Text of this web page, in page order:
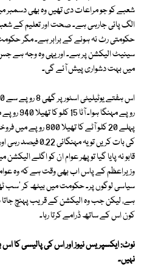
شعبے کو جو مراعات دی تھیں وہ بھی دسمبر
الگ پائی جارہی ہے۔ صحت اور تعلیم کے
حکومتی رٹ نہ ہونے کے برابر ہے۔ مگر
سینیٹ الیکشن پر ہے۔ اور یہی وہ وجہ ہے
میں بہت دشواری پیش آئے گی۔
روپے
پہلے 20 کلو آٹے کا
کی بات کریں تو یہ
قابو نہ پایا گیا تو پھر عوام ان کو اگلے
وزیراعظم کے پاس اب بھی وقت ہے کہ وہ
سیاسی لوگوں پر۔ حکومت میں بیٹھ کر
ہے، لیکن جب وہ الیکشن کے قریب پہنچ
کون اس کے ساتھ ڈرامے کرتا رہا۔
نوٹ: ایکسپریس نیوز اور اس کی پالیسی کا
نہیں۔